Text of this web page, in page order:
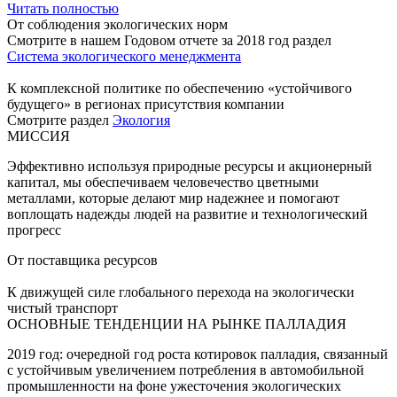
Читать полностью
От соблюдения экологических норм
Смотрите в нашем Годовом отчете за 2018 год раздел
Система экологического менеджмента
К комплексной политике по обеспечению «устойчивого
будущего» в регионах присутствия компании
Смотрите раздел Экология
МИССИЯ
Эффективно используя природные ресурсы и акционерный
капитал, мы обеспечиваем человечество цветными
металлами, которые делают мир надежнее и помогают
воплощать надежды людей на развитие и технологический
прогресс
От поставщика ресурсов
К движущей силе глобального перехода на экологически
чистый транспорт
ОСНОВНЫЕ ТЕНДЕНЦИИ НА РЫНКЕ ПАЛЛАДИЯ
2019 год: очередной год роста котировок палладия, связанный
с устойчивым увеличением потребления в автомобильной
промышленности на фоне ужесточения экологических